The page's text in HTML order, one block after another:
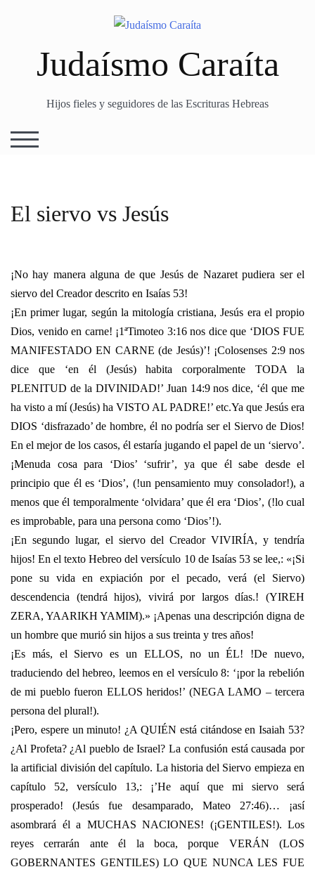
Judaísmo Caraíta
Hijos fieles y seguidores de las Escrituras Hebreas
TOGGLE MOBILE MENU
El siervo vs Jesús
¡No hay manera alguna de que Jesús de Nazaret pudiera ser el
siervo del Creador descrito en Isaías 53!
¡En primer lugar, según la mitología cristiana, Jesús era el propio
Dios, venido en carne! ¡1ªTimoteo 3:16 nos dice que ‘DIOS FUE
MANIFESTADO EN CARNE (de Jesús)’! ¡Colosenses 2:9 nos
dice que ‘en él (Jesús) habita corporalmente TODA la
PLENITUD de la DIVINIDAD!’ Juan 14:9 nos dice, ‘él que me
ha visto a mí (Jesús) ha VISTO AL PADRE!’ etc.Ya que Jesús era
DIOS ‘disfrazado’ de hombre, él no podría ser el Siervo de Dios!
En el mejor de los casos, él estaría jugando el papel de un ‘siervo’.
¡Menuda cosa para ‘Dios’ ‘sufrir’, ya que él sabe desde el
principio que él es ‘Dios’, (!un pensamiento muy consolador!), a
menos que él temporalmente ‘olvidara’ que él era ‘Dios’, (!lo cual
es improbable, para una persona como ‘Dios’!).
¡En segundo lugar, el siervo del Creador VIVIRÍA, y tendría
hijos! En el texto Hebreo del versículo 10 de Isaías 53 se lee,: «¡Si
pone su vida en expiación por el pecado, verá (el Siervo)
descendencia (tendrá hijos), vivirá por largos días.! (YIREH
ZERA, YAARIKH YAMIM).» ¡Apenas una descripción digna de
un hombre que murió sin hijos a sus treinta y tres años!
¡Es más, el Siervo es un ELLOS, no un ÉL! !De nuevo,
traduciendo del hebreo, leemos en el versículo 8: ‘¡por la rebelión
de mi pueblo fueron ELLOS heridos!’ (NEGA LAMO – tercera
persona del plural!).
¡Pero, espere un minuto! ¿A QUIÉN está citándose en Isaiah 53?
¿Al Profeta? ¿Al pueblo de Israel? La confusión está causada por
la artificial división del capítulo. La historia del Siervo empieza en
capítulo 52, versículo 13,: ¡’He aquí que mi siervo será
prosperado! (Jesús fue desamparado, Mateo 27:46)… ¡así
asombrará él a MUCHAS NACIONES! (¡GENTILES!). Los
reyes cerrarán ante él la boca, porque VERÁN (LOS
GOBERNANTES GENTILES) LO QUE NUNCA LES FUE